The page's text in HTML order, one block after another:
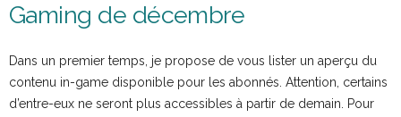
Gaming de décembre
Dans un premier temps, je propose de vous lister un aperçu du
contenu in-game disponible pour les abonnés. Attention, certains
d’entre-eux ne seront plus accessibles à partir de demain. Pour